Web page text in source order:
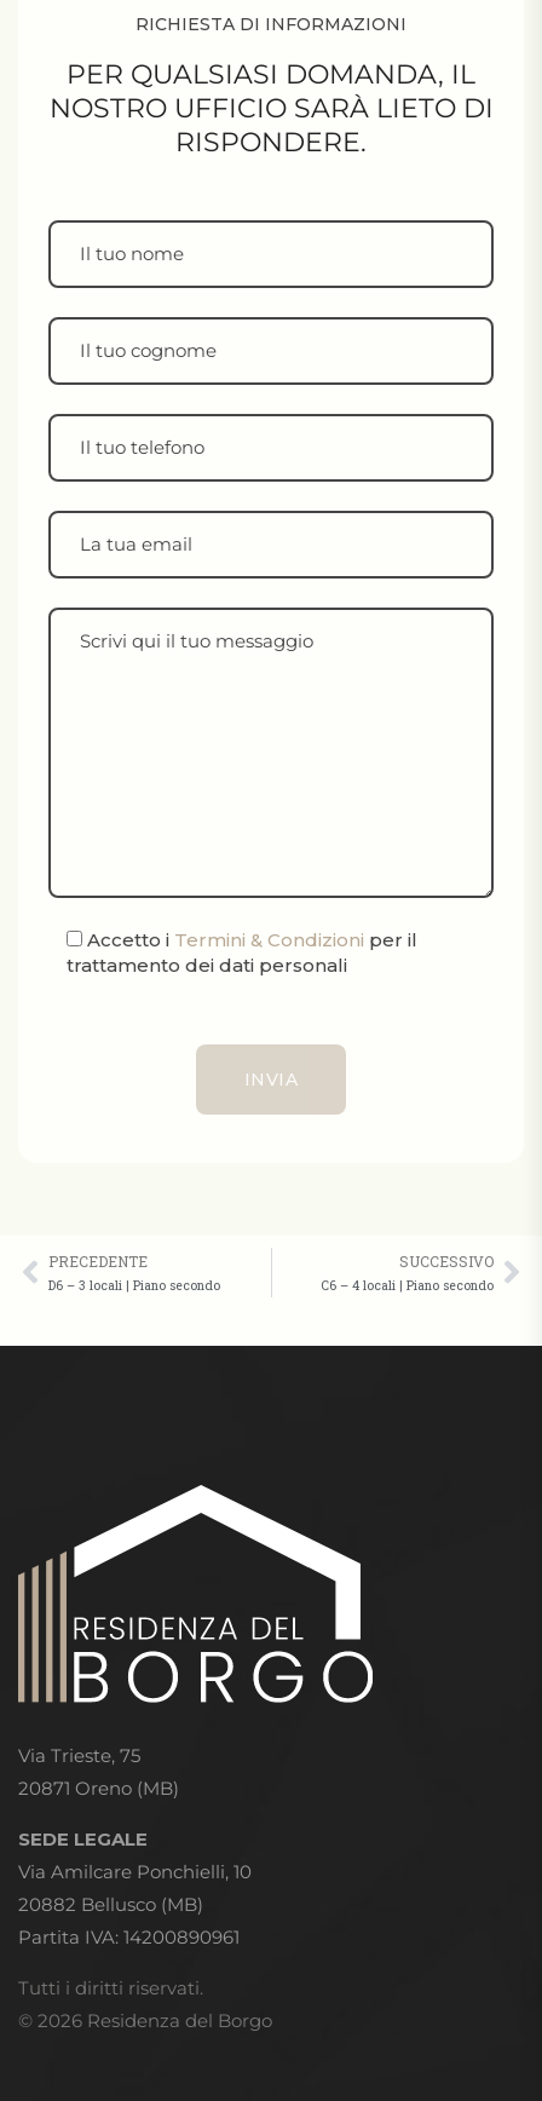
RICHIESTA DI INFORMAZIONI
PER QUALSIASI DOMANDA, IL
NOSTRO UFFICIO SARÀ LIETO DI
RISPONDERE.
Accetto i Termini & Condizioni per il
trattamento dei dati personali
PRECEDENTE
D6 – 3 locali | Piano secondo
SUCCESSIVO
C6 – 4 locali | Piano secondo
Via Trieste, 75
20871 Oreno (MB)
SEDE LEGALE
Via Amilcare Ponchielli, 10
20882 Bellusco (MB)
Partita IVA: 14200890961
Tutti i diritti riservati.
© 2026 Residenza del Borgo